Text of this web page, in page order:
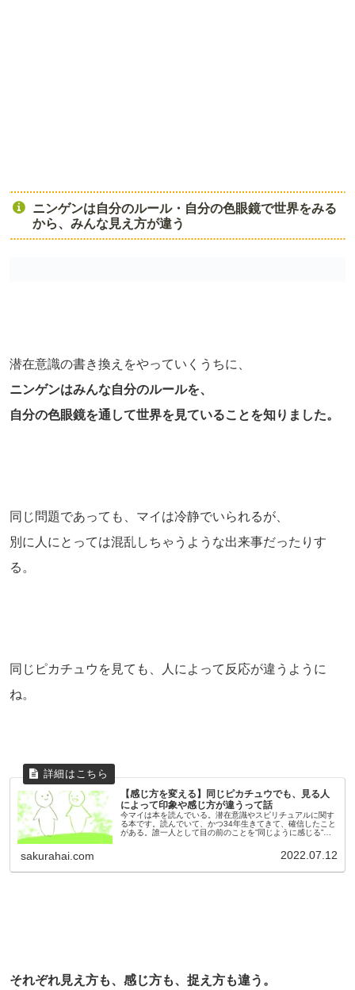
ニンゲンは自分のルール・自分の色眼鏡で世界をみる
から、みんな見え方が違う
潜在意識の書き換えをやっていくうちに、
ニンゲンはみんな自分のルールを、
自分の色眼鏡を通して世界を見ていることを知りました。
同じ問題であっても、マイは冷静でいられるが、
別に人にとっては混乱しちゃうような出来事だったりす
る。
同じピカチュウを見ても、人によって反応が違うように
ね。
【感じ方を変える】同じピカチュウでも、見る人
によって印象や感じ方が違うって話
今マイは本を読んでいる。潜在意識やスピリチュアルに関す
る本です。読んでいて、かつ34年生きてきて、確信したこと
がある。誰一人として目の前のことを”同じように感じる”こ
sakurahai.com 2022.07.12
それぞれ見え方も、感じ方も、捉え方も違う。